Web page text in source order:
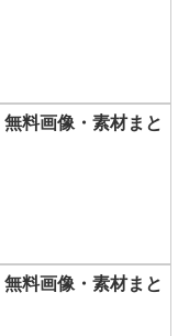
料画像・素材まと
料画像・素材まと